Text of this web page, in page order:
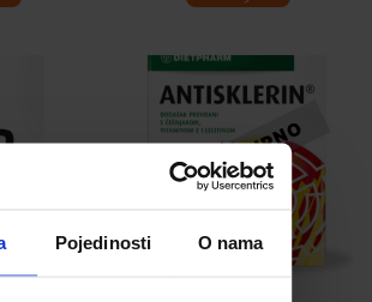
Pojedinosti O nama